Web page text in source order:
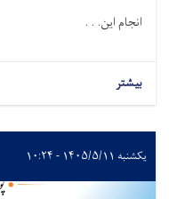
انجام این. . .
بیشتر
یکشنبه ۱۴۰۵/۵/۱۱ - ۱۰:۲۴